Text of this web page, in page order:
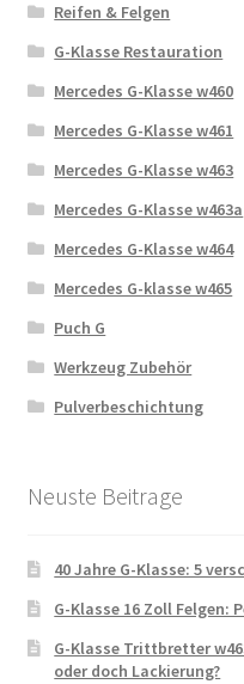
Reifen & Felgen
G-Klasse Restauration
Mercedes G-Klasse w460
Mercedes G-Klasse w461
Mercedes G-Klasse w463
Mercedes G-Klasse w463a
Mercedes G-Klasse w464
Mercedes G-klasse w465
Puch G
Werkzeug Zubehör
Pulverbeschichtung
Neuste Beitrage
40 Jahre G-Klasse: 5
G-Klasse 16 Zoll Felgen:
G-Klasse Trittbretter
oder doch Lackierung?